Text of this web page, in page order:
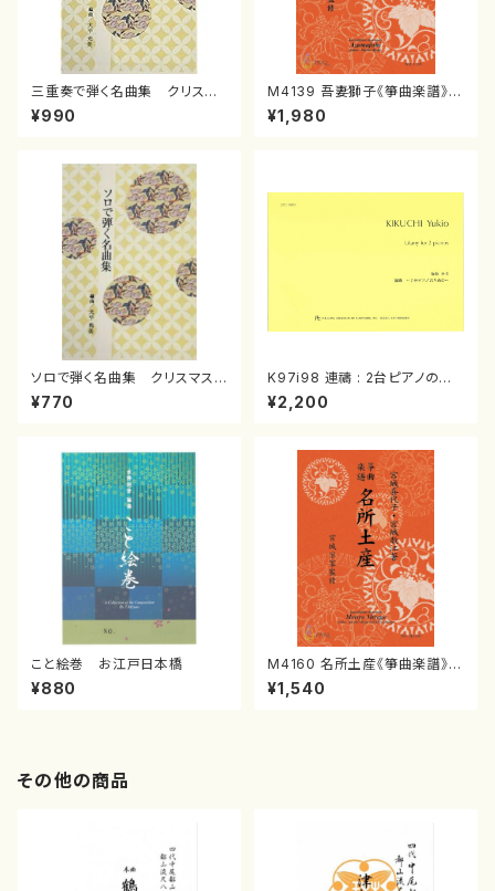
三重奏で弾く名曲集 クリスマ
スメドレー( 箏2/大平光美 編
曲/楽譜）
¥990
M4139 吾妻獅子《箏曲楽譜》
（箏/宮城道雄著・宮城宗家監修/
箏曲古典楽譜）
¥1,980
ソロで弾く名曲集 クリスマス・
イブ／恋人がサンタクロース(
箏独奏 /大平光美 編曲/楽
¥770
K97i98 連禱 : 2台ピアノのた
めの（2 Pianos / 菊池 幸夫 /
楽譜）
¥2,200
こと絵巻 お江戸日本橋
¥880
M4160 名所土産《箏曲楽譜》
（箏/宮城喜代子・宮城数江著・
宮城宗家監修/箏曲古典楽譜）
¥1,540
その他の商品